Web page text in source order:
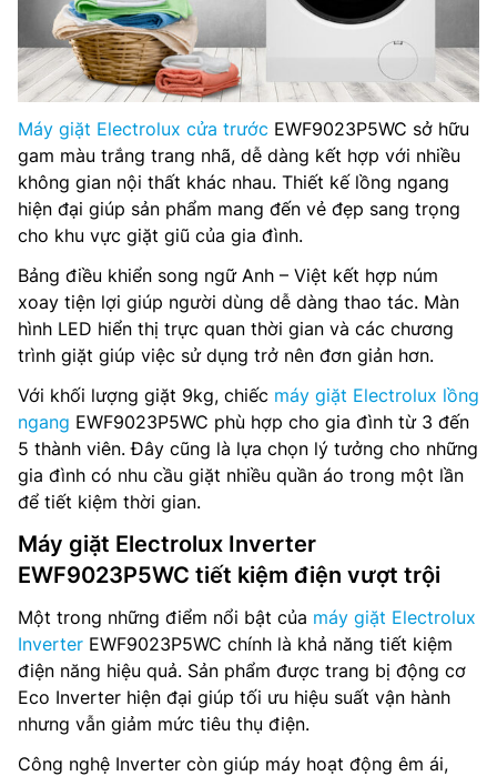
Máy giặt Electrolux cửa trước EWF9023P5WC sở hữu
gam màu trắng trang nhã, dễ dàng kết hợp với nhiều
không gian nội thất khác nhau. Thiết kế lồng ngang
hiện đại giúp sản phẩm mang đến vẻ đẹp sang trọng
cho khu vực giặt giũ của gia đình.
Bảng điều khiển song ngữ Anh – Việt kết hợp núm
xoay tiện lợi giúp người dùng dễ dàng thao tác. Màn
hình LED hiển thị trực quan thời gian và các chương
trình giặt giúp việc sử dụng trở nên đơn giản hơn.
Với khối lượng giặt 9kg, chiếc máy giặt Electrolux lồng
ngang EWF9023P5WC phù hợp cho gia đình từ 3 đến
5 thành viên. Đây cũng là lựa chọn lý tưởng cho những
gia đình có nhu cầu giặt nhiều quần áo trong một lần
để tiết kiệm thời gian.
Máy giặt Electrolux Inverter
EWF9023P5WC tiết kiệm điện vượt trội
Một trong những điểm nổi bật của máy giặt Electrolux
Inverter EWF9023P5WC chính là khả năng tiết kiệm
điện năng hiệu quả. Sản phẩm được trang bị động cơ
Eco Inverter hiện đại giúp tối ưu hiệu suất vận hành
nhưng vẫn giảm mức tiêu thụ điện.
Công nghệ Inverter còn giúp máy hoạt động êm ái,